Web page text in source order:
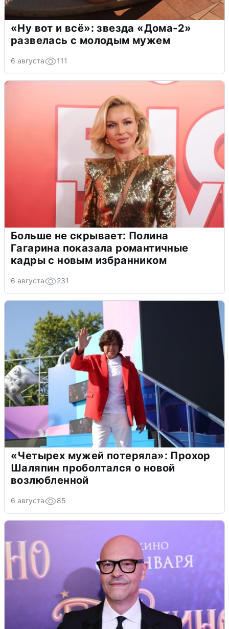
«Ну вот и всё»: звезда «Дома-2»
развелась с молодым мужем
6 августа 111
Больше не скрывает: Полина
Гагарина показала романтичные
кадры с новым избранником
6 августа 231
«Четырех мужей потеряла»: Прохор
Шаляпин проболтался о новой
возлюбленной
6 августа 85